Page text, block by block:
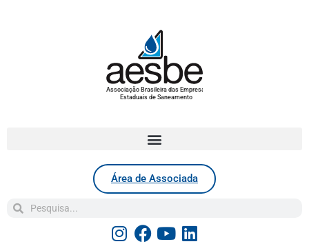
Associação Brasileira das Empresas
Estaduais de Saneamento
Área de Associada